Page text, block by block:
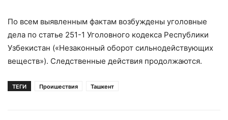
По всем выявленным фактам возбуждены уголовные
дела по статье 251-1 Уголовного кодекса Республики
Узбекистан («Незаконный оборот сильнодействующих
веществ»). Следственные действия продолжаются.
ТЕГИ Проишествия Ташкент